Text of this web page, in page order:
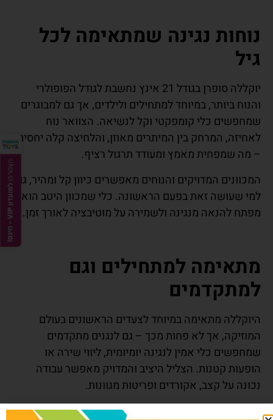
נוחות נגינה שמתאימה לכל
גיל
יוקללה סופרן בגודל 21 אינץ נחשבת לגודל הפופולרי
והנוח ביותר, במיוחד למתחילים ולילדים, אך גם למבוגרים
שמחפשים כלי קומפקטי וקל לנשיאה. הצוואר נוח
לאחיזה, המרחק בין המיתרים מאוזן, והלחיצה קלה יחסית
– מה שמפחית מאמץ ומעודד תרגול רציף.
המכוונים המדויקים והנוחים מאפשרים כיוון קל ומהיר, גם
למי שעושה זאת בפעם הראשונה. כלי שמכוון היטב הוא
מפתח להנאה מנגינה ולשמירה על מוטיבציה לאורך זמן.
מתאימה למתחילים וגם
למתקדמים
היוקללה מתאימה במיוחד לצעדים הראשונים בעולם
המוזיקה, אך לא פחות מכך – גם לנגנים מתקדמים
שמחפשים כלי אמין לנגינה יומיומית, ליווי שירה או
הופעות קטנות. הצליל היציב והמדויק מאפשר עבודה
נכונה על קצב, אקורדים ופריטות מגוונות.
זהו כלי שמלווה את הנגן לאורך זמן, ולא “נשאר מאחור”